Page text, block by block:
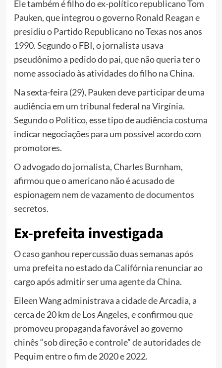
Ele também é filho do ex-político republicano Tom
Pauken, que integrou o governo Ronald Reagan e
presidiu o Partido Republicano no Texas nos anos
1990. Segundo o FBI, o jornalista usava
pseudônimo a pedido do pai, que não queria ter o
nome associado às atividades do filho na China.
Na sexta-feira (29), Pauken deve participar de uma
audiência em um tribunal federal na Virgínia.
Segundo o Politico, esse tipo de audiência costuma
indicar negociações para um possível acordo com
promotores.
O advogado do jornalista, Charles Burnham,
afirmou que o americano não é acusado de
espionagem nem de vazamento de documentos
secretos.
Ex-prefeita investigada
O caso ganhou repercussão duas semanas após
uma prefeita no estado da Califórnia renunciar ao
cargo após admitir ser uma agente da China.
Eileen Wang administrava a cidade de Arcadia, a
cerca de 20 km de Los Angeles, e confirmou que
promoveu propaganda favorável ao governo
chinês “sob direção e controle” de autoridades de
Pequim entre o fim de 2020 e 2022.